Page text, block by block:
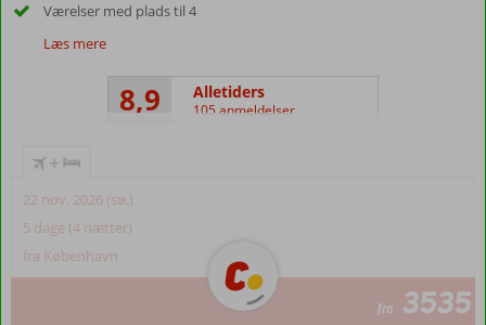
Værelser med plads til 4
Læs mere
8,9 Alletiders
105 anmeldelser
+
22 nov. 2026 (sø.)
5 dage (4 nætter)
fra København
fra 3535